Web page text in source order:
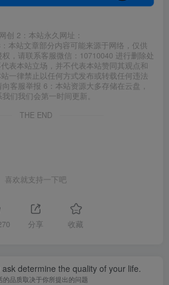
创 2：本站永久网址：
本站文章部分内容可能来源于网络，仅供
，请联系客服微信：10710040 进行删除处
表本站立场，并不代表本站赞同其观点和
一律禁止以任何方式发布或转载任何违法
客服举报 6：本站资源大多存储在云盘，
们我们会第一时间更新。
THE END
喜欢就支持一下吧
分享 收藏
determine the quality of your life.
的品质取决于你所提出的问题